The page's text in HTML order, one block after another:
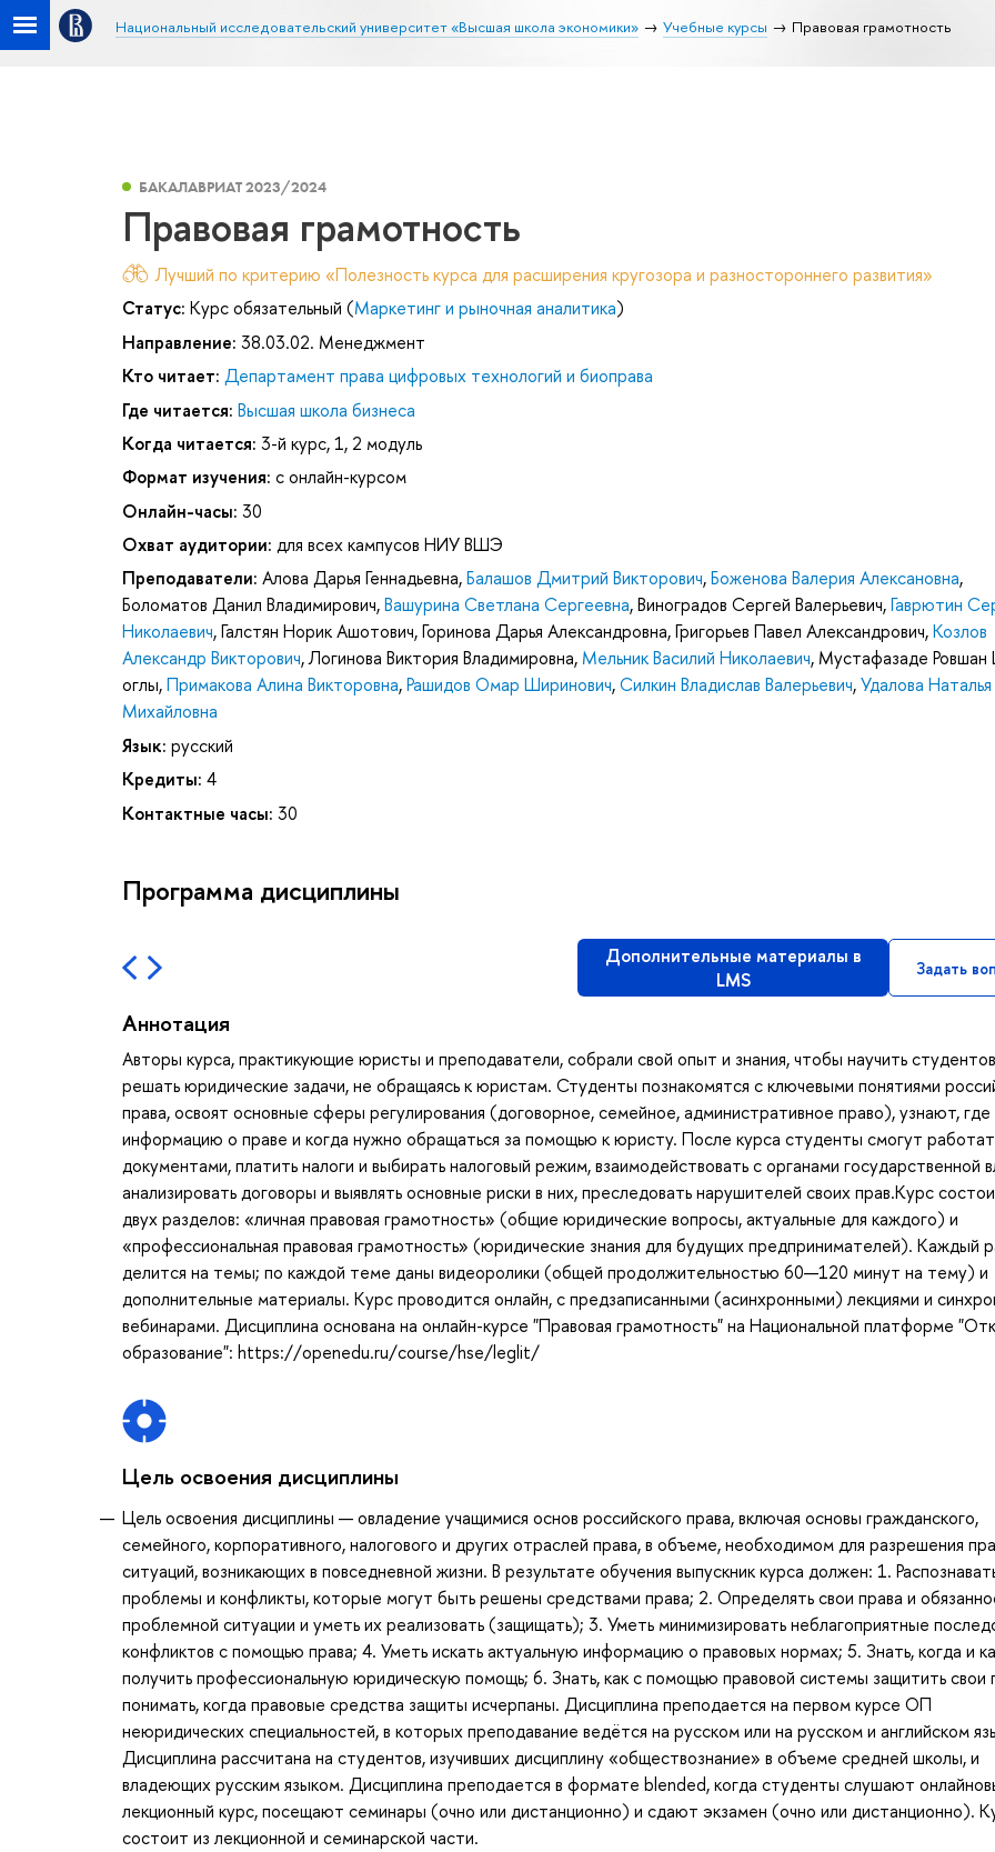
Национальный исследовательский университет «Высшая школа экономики» Учебные курсы Правовая грамотность
БАКАЛАВРИАТ 2023/2024
Правовая грамотность
Лучший по критерию «Полезность курса для расширения кругозора и разностороннего развития»
Статус: Курс обязательный (Маркетинг и рыночная аналитика)
Направление: 38.03.02. Менеджмент
Кто читает: Департамент права цифровых технологий и биоправа
Где читается: Высшая школа бизнеса
Когда читается: 3-й курс, 1, 2 модуль
Формат изучения: с онлайн-курсом
Онлайн-часы: 30
Охват аудитории: для всех кампусов НИУ ВШЭ
Преподаватели: Алова Дарья Геннадьевна,Балашов Дмитрий Викторович,Боженова Валерия Алексановна,
Боломатов Данил Владимирович,Вашурина Светлана Сергеевна,Виноградов Сергей Валерьевич,Гаврютин
Николаевич,Галстян Норик Ашотович,Горинова Дарья Александровна,Григорьев Павел Александрович,Козлов
Александр Викторович,Логинова Виктория Владимировна, Мельник Василий Николаевич, Мустафазаде Ровшан
оглы,Примакова Алина Викторовна,Рашидов Омар Ширинович,Силкин Владислав Валерьевич,Удалова Наталья
Михайловна
Язык: русский
Кредиты: 4
Контактные часы: 30
Программа дисциплины
Дополнительные материалы в
LMS
Задать
Аннотация
Авторы курса, практикующие юристы и преподаватели, собрали свой опыт и знания, чтобы научить студентов
решать юридические задачи, не обращаясь к юристам. Студенты познакомятся с ключевыми понятиями
права, освоят основные сферы регулирования (договорное, семейное, административное право), узнают, где
информацию о праве и когда нужно обращаться за помощью к юристу. После курса студенты смогут
документами, платить налоги и выбирать налоговый режим, взаимодействовать с органами государственной
анализировать договоры и выявлять основные риски в них, преследовать нарушителей своих прав.Курс
двух разделов: «личная правовая грамотность» (общие юридические вопросы, актуальные для каждого) и
«профессиональная правовая грамотность» (юридические знания для будущих предпринимателей). Каждый
делится на темы; по каждой теме даны видеоролики (общей продолжительностью 60—120 минут на тему) и
дополнительные материалы. Курс проводится онлайн, с предзаписанными (асинхронными) лекциями и
вебинарами. Дисциплина основана на онлайн-курсе "Правовая грамотность" на Национальной платформе
образование": https://openedu.ru/course/hse/leglit/
Цель освоения дисциплины
Цель освоения дисциплины — овладение учащимися основ российского права, включая основы гражданского,
семейного, корпоративного, налогового и других отраслей права, в объеме, необходимом для разрешения
ситуаций, возникающих в повседневной жизни. В результате обучения выпускник курса должен: 1.
проблемы и конфликты, которые могут быть решены средствами права; 2. Определять свои права и
проблемной ситуации и уметь их реализовать (защищать); 3. Уметь минимизировать неблагоприятные
конфликтов с помощью права; 4. Уметь искать актуальную информацию о правовых нормах; 5. Знать, когда и
получить профессиональную юридическую помощь; 6. Знать, как с помощью правовой системы защитить свои
понимать, когда правовые средства защиты исчерпаны. Дисциплина преподается на первом курсе ОП
неюридических специальностей, в которых преподавание ведётся на русском или на русском и английском
Дисциплина рассчитана на студентов, изучивших дисциплину «обществознание» в объеме средней школы, и
владеющих русским языком. Дисциплина преподается в формате blended, когда студенты слушают
лекционный курс, посещают семинары (очно или дистанционно) и сдают экзамен (очно или дистанционно).
состоит из лекционной и семинарской части.